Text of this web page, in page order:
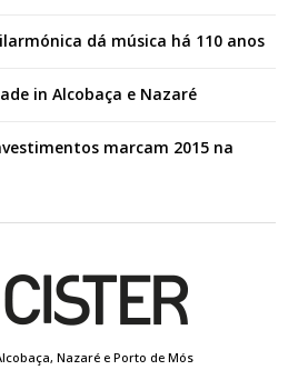
dá música há 110 anos
in Alcobaça e Nazaré
marcam 2015 na
Nazaré e Porto de Mós